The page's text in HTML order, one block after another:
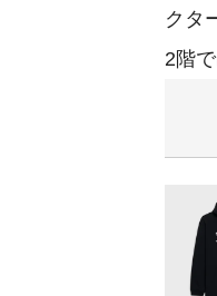
クタ
2階